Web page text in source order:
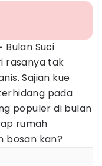
Bulan Suci
rasanya tak
Sajian kue
pada
populer di bulan
rumah
bosan kan?